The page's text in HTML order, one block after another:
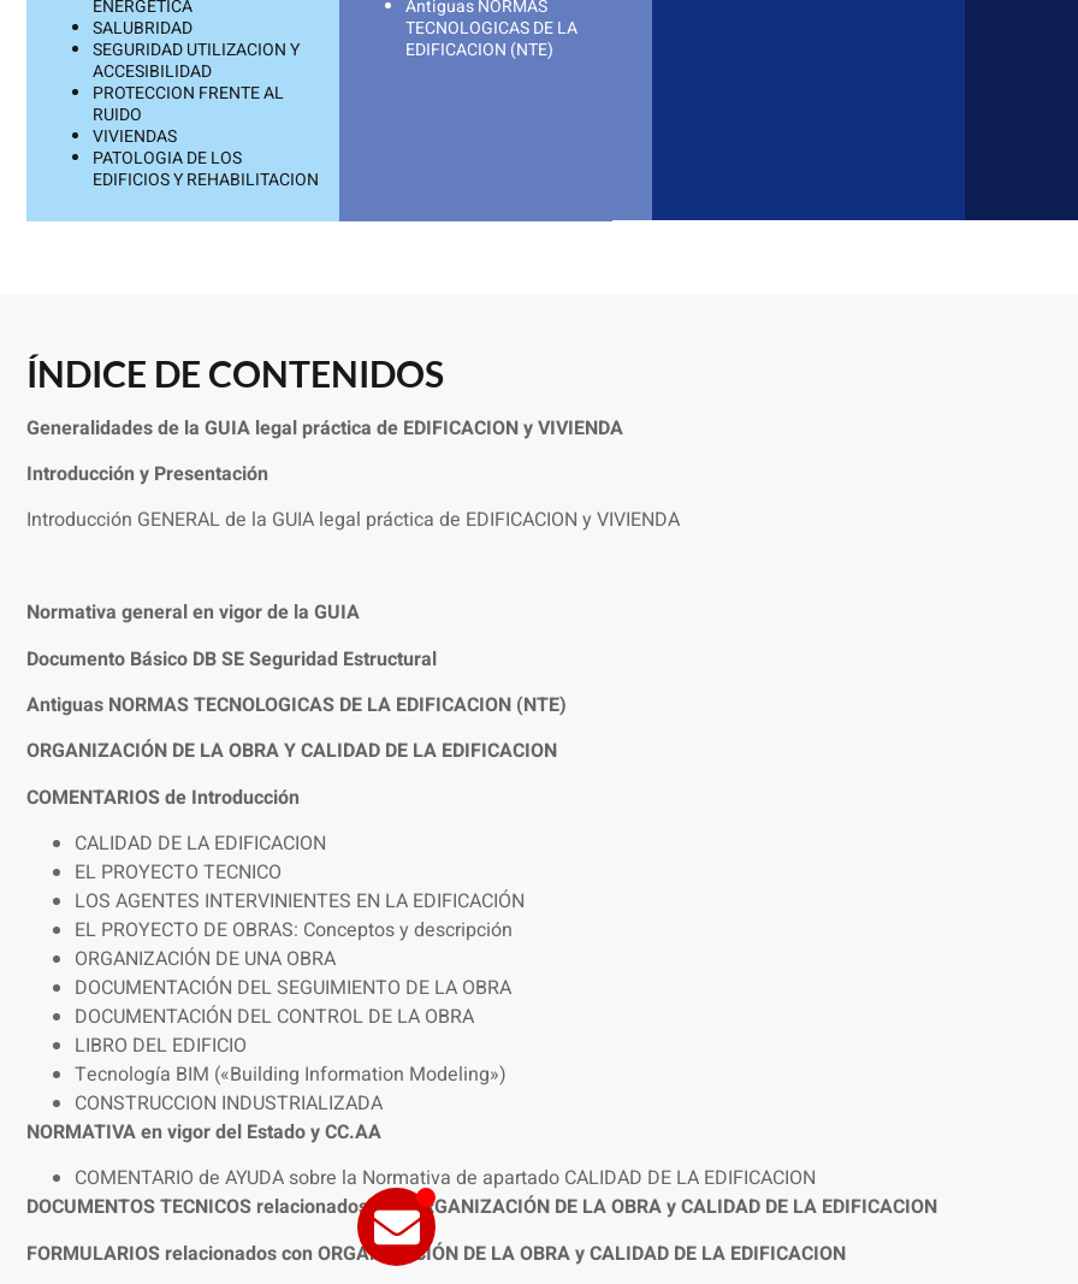
ENERGETICA
SALUBRIDAD
SEGURIDAD UTILIZACION Y
ACCESIBILIDAD
PROTECCION FRENTE AL
RUIDO
VIVIENDAS
PATOLOGIA DE LOS
EDIFICIOS Y REHABILITACION
Antiguas NORMAS
TECNOLOGICAS DE LA
EDIFICACION (NTE)
ÍNDICE DE CONTENIDOS
Generalidades de la GUIA legal práctica de EDIFICACION y VIVIENDA
Introducción y Presentación
Introducción GENERAL de la GUIA legal práctica de EDIFICACION y VIVIENDA
Normativa general en vigor de la GUIA
Documento Básico DB SE Seguridad Estructural
Antiguas NORMAS TECNOLOGICAS DE LA EDIFICACION (NTE)
ORGANIZACIÓN DE LA OBRA Y CALIDAD DE LA EDIFICACION
COMENTARIOS de Introducción
CALIDAD DE LA EDIFICACION
EL PROYECTO TECNICO
LOS AGENTES INTERVINIENTES EN LA EDIFICACIÓN
EL PROYECTO DE OBRAS: Conceptos y descripción
ORGANIZACIÓN DE UNA OBRA
DOCUMENTACIÓN DEL SEGUIMIENTO DE LA OBRA
DOCUMENTACIÓN DEL CONTROL DE LA OBRA
LIBRO DEL EDIFICIO
Tecnología BIM («Building Information Modeling»)
CONSTRUCCION INDUSTRIALIZADA
NORMATIVA en vigor del Estado y CC.AA
COMENTARIO de AYUDA sobre la Normativa de apartado CALIDAD DE LA EDIFICACION
DOCUMENTOS TECNICOS relacionados con ORGANIZACIÓN DE LA OBRA y CALIDAD DE LA EDIFICACION
FORMULARIOS relacionados con ORGANIZACIÓN DE LA OBRA y CALIDAD DE LA EDIFICACION